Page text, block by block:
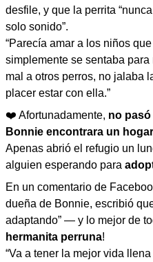
desfile, y que la perrita
solo sonido”.
“Parecía amar a los niños
simplemente se sentaba
mal a otros perros, no jalaba
placer estar con ella.”
❤️ Afortunadamente, no
Bonnie encontrara un
Apenas abrió el refugio un
alguien esperando para
En un comentario de
dueña de Bonnie, escribió
adaptando” — y lo mejor de
hermanita perruna!
“Va a tener la mejor vida